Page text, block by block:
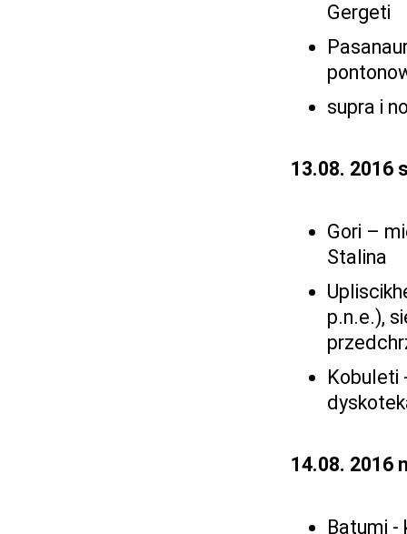
Gergeti
supra i
13.08. 2016
Gori –
Stalina
p.n.e.),
Kobuleti
14.08. 2016
Batumi -